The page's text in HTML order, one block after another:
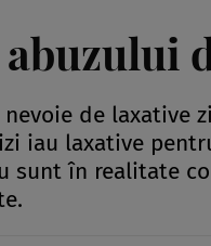
nevoie de laxative
iau laxative
sunt în realitate